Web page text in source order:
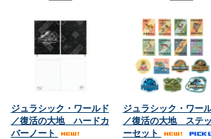
ジュラシック・ワールド
／復活の大地 ハードカ
バーノート
ジュラシック・ワー
／復活の大地 ステ
ーセット